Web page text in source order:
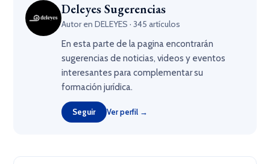
Deleyes Sugerencias
Autor en DELEYES · 345 artículos
En esta parte de la pagina encontrarán
sugerencias de noticias, videos y eventos
interesantes para complementar su
formación jurídica.
Seguir Ver perfil →